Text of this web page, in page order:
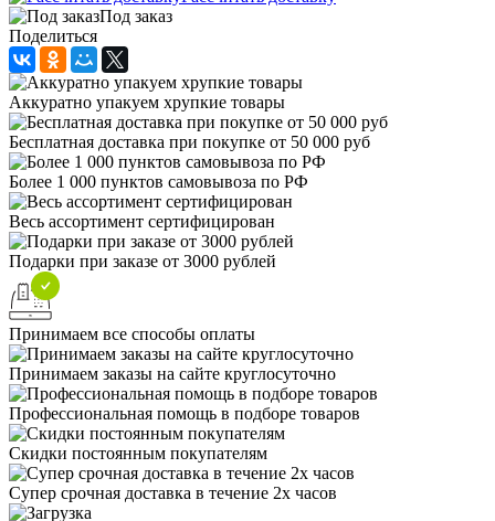
Под заказ
Поделиться
Аккуратно упакуем хрупкие товары
Бесплатная доставка при покупке от 50 000 руб
Более 1 000 пунктов самовывоза по РФ
Весь ассортимент сертифицирован
Подарки при заказе от 3000 рублей
Принимаем все способы оплаты
Принимаем заказы на сайте круглосуточно
Профессиональная помощь в подборе товаров
Скидки постоянным покупателям
Супер срочная доставка в течение 2х часов